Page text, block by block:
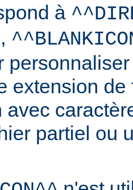
à
extension de
avec
partiel ou